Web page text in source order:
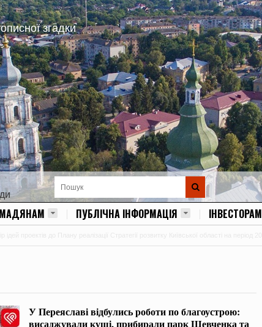
згадки
ПУБЛІЧНА ІНФОРМАЦІЯ ІНВЕСТОРАМ
У Переяславі відбулись роботи по благоустрою:
висаджували кущі, прибирали парк Шевченка та